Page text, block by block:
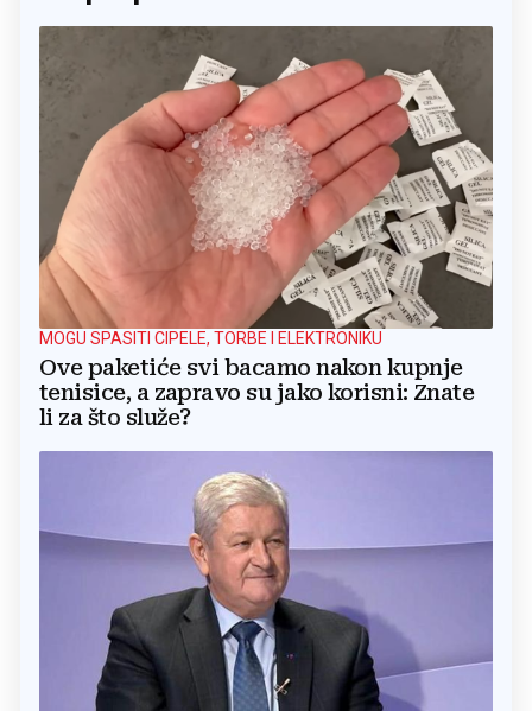
MOGU SPASITI CIPELE, TORBE I ELEKTRONIKU
Ove paketiće svi bacamo nakon kupnje
tenisice, a zapravo su jako korisni: Znate
li za što služe?